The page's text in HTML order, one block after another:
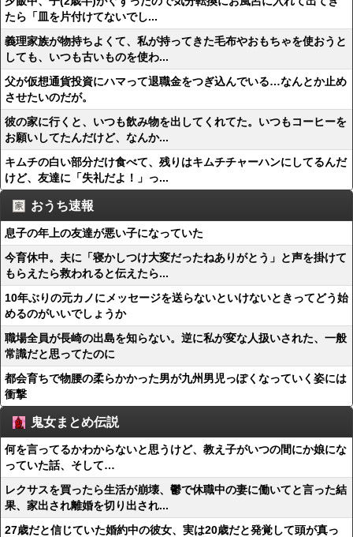
たら「皿を片付けてないでし...
義理家族が物持ちよくて、私が持ってきた毛布やおもちゃを使おうと
しても、いつも古いものを使わ...
父が仮想通貨投資にハマって退職金をつぎ込んでいる…なんとか止め
させたいのだが。
彼の家に行くと、いつも飲み物を出してくれてた。いつもコーヒーを
お願いしてたんだけど、なんか...
キムチの白い部分だけ食べて、残りはキムチチャーハンにしてるんだ
けど、友達に「失礼だよ！」っ...
おうち速報
息子の年上の友達が悪い子になっていた
今育休中。夫に「寝かしつけ大変だったねありがとう」と声を掛けて
もらえたら救われると伝えたら...
10年ぶりの元カノにメッセージを送らないといけないときってどう始
めるのがいいでしょうか
職場全員が長崎の出島を知らない。逆に私が変な人扱いされた、一般
常識だと思ってたのに
都会育ちで物腰の柔らかかった男が九州男児っぽくなっていく姿には
衝撃
鬼女まとめ伝説
何を言ってるかわからないと思うけど、教え子がいつの間にか娘にな
っていた話、そして…
レクサスを買ったら生活が崩壊、鬱で休職中の妻に働いてと言った結
果、家出され離婚を切り出され...
27歳だと信じていた婚約中の彼女、実は20歳だと発覚して頭が真っ